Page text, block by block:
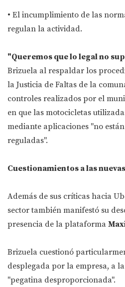
• El incumplimiento de las
regulan la actividad.
"Queremos que lo legal no
Brizuela al respaldar los
la Justicia de Faltas de la
controles realizados por el
en que las motocicletas
mediante aplicaciones "no
reguladas".
Cuestionamientos a las
Además de sus críticas hacia
sector también manifestó su
presencia de la plataforma
Brizuela cuestionó
desplegada por la empresa, a
"pegatina desproporcionada".